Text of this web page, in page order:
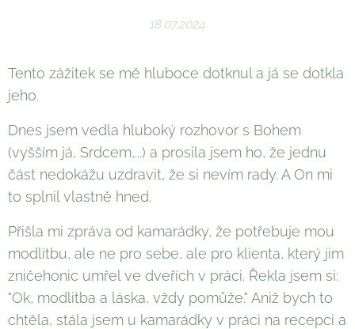
18.07.2024
Tento zážitek se mě hluboce dotknul a já se dotkla
jeho.
Dnes jsem vedla hluboký rozhovor s Bohem
(vyšším já, Srdcem,...) a prosila jsem ho, že jednu
část nedokážu uzdravit, že si nevím rady. A On mi
to splnil vlastně hned.
Přišla mi zpráva od kamarádky, že potřebuje mou
modlitbu, ale ne pro sebe, ale pro klienta, který jim
zničehonic umřel ve dveřích v práci. Řekla jsem si:
"Ok, modlitba a láska, vždy pomůže." Aniž bych to
chtěla, stála jsem u kamarádky v práci na recepci a